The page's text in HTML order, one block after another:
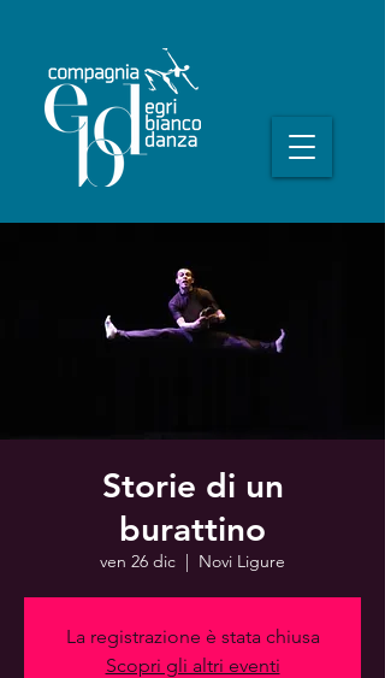
Storie di un
burattino
ven 26 dic
  |
Novi Ligure
La registrazione è stata chiusa
Scopri gli altri eventi